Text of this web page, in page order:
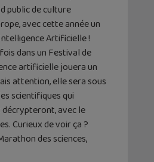
public de culture
avec cette année un
Artificielle !
dans un Festival de
artificielle jouera un
attention, elle sera sous
scientifiques qui
avec le
Curieux de voir ça ?
des sciences,